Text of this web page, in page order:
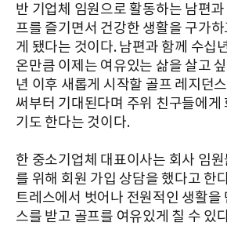
반 기업체 임원으로 활동하는 남편
프를 즐기면서 건강한 생활을 구가
게 됐다는 것이다. 남편과 함께 수십
온만큼 이제는 여유있는 삶을 살고
년 이후 새롭게 시작할 골프 레지던
써부터 기대된다며 주위 친구들에게
기도 한다는 것이다.
한 중소기업체 대표이사는 회사 임
를 위해 회원 가입 상담을 했다고 한
트레스에서 벗어나 전원적인 생활을
스를 받고 골프를 여유있게 칠 수 있